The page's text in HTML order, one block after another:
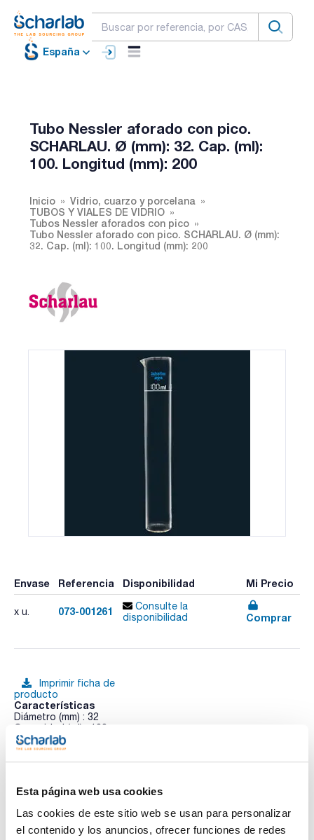
Esta página web usa cookies
Las cookies de este sitio web se usan para personalizar
el contenido y los anuncios, ofrecer funciones de redes
España
Tubo Nessler aforado con pico.
SCHARLAU. Ø (mm): 32. Cap. (ml):
100. Longitud (mm): 200
Inicio
Vidrio, cuarzo y porcelana
TUBOS Y VIALES DE VIDRIO
Tubos Nessler aforados con pico
Tubo Nessler aforado con pico. SCHARLAU. Ø (mm):
32. Cap. (ml): 100. Longitud (mm): 200
Envase Referencia Disponibilidad Mi Precio
x u. 073-001261
Consulte la
disponibilidad
Comprar
Imprimir ficha de
producto
Características
Diámetro (mm) : 32
Capacidad (ml) : 100
Longitud (mm) : 200
Pack (u.) : 1
Documentación técnica